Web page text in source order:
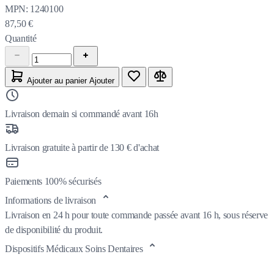
MPN: 1240100
87,50 €
Quantité
Ajouter au panier Ajouter
Livraison demain si commandé avant 16h
Livraison gratuite à partir de 130 € d'achat
Paiements 100% sécurisés
Informations de livraison
Livraison en 24 h pour toute commande passée avant 16 h, sous réserve
de disponibilité du produit.
Dispositifs Médicaux Soins Dentaires